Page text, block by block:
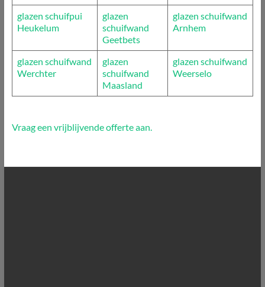
glazen schuifpui
Heukelum
glazen
schuifwand
Geetbets
glazen schuifwand
Arnhem
glazen schuifwand
Werchter
glazen
schuifwand
Maasland
glazen schuifwand
Weerselo
Vraag een vrijblijvende offerte aan.